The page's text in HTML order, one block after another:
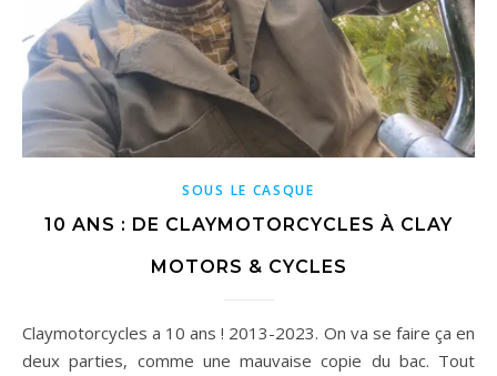
SOUS LE CASQUE
10 ANS : DE CLAYMOTORCYCLES À CLAY
MOTORS & CYCLES
Claymotorcycles a 10 ans ! 2013-2023. On va se faire ça en
deux parties, comme une mauvaise copie du bac. Tout